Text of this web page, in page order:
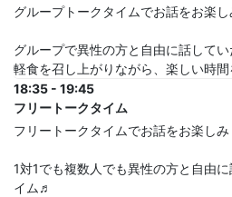
グループトークタイムでお話をお楽し
グループで異性の方と自由に話して
軽食を召し上がりながら、楽しい時
18:35 - 19:45
フリートークタイム
フリートークタイムでお話をお楽しみ
1対1でも複数人でも異性の方と自由
イム♬